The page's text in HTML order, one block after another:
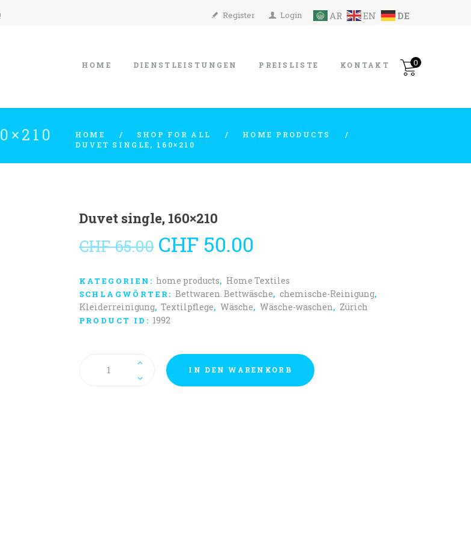
Register Login AR EN DE
HOME DIENSTLEISTUNGEN PREISLISTE KONTAKT 0
HOME SHOP FOR ALL
HOME PRODUCTS
DUVET SINGLE, 160×210
Duvet single, 160×210
CHF65.00 Ursprünglicher
Preis
CHF 65.00
CHF 50.00Aktueller
CHF 50.00.
single,
160x210 IN DEN WARENKORB
KATEGORIEN: home products, Home Textiles
SCHLAGWÖRTER:Bettwaren. Bettwäsche, chemische-Reinigung,
Kleiderreinigung,Textilpflege,Wäsche, Wäsche-waschen, Zürich
PRODUCT ID: 1992